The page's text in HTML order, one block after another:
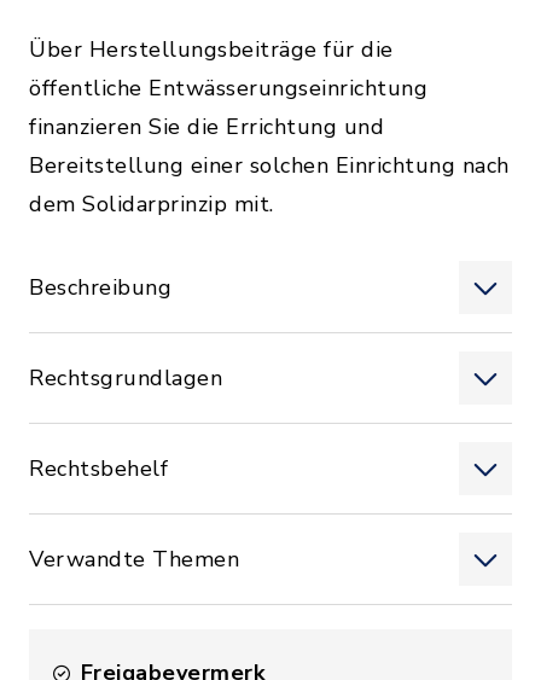
Über Herstellungsbeiträge für die
öffentliche Entwässerungseinrichtung
finanzieren Sie die Errichtung und
Bereitstellung einer solchen Einrichtung nach
dem Solidarprinzip mit.
Beschreibung
Rechtsgrundlagen
Rechtsbehelf
Verwandte Themen
Freigabevermerk